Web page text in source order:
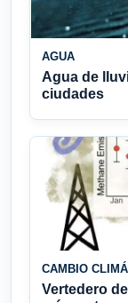
AGUA
Agua de
ciudades
CAMBIO
Vertedero